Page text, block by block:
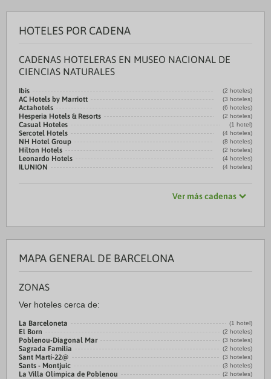
HOTELES POR CADENA
CADENAS HOTELERAS EN MUSEO NACIONAL DE
CIENCIAS NATURALES
Ibis (2 hoteles)
AC Hotels by Marriott (3 hoteles)
Actahotels (6 hoteles)
Hesperia Hotels & Resorts (2 hoteles)
Casual Hoteles (1 hotel)
Sercotel Hotels (4 hoteles)
NH Hotel Group (8 hoteles)
Hilton Hotels (2 hoteles)
Leonardo Hotels (4 hoteles)
ILUNION (4 hoteles)
Ver más cadenas
MAPA GENERAL DE BARCELONA
ZONAS
Ver hoteles cerca de:
La Barceloneta (1 hotel)
El Born (2 hoteles)
Poblenou-Diagonal Mar (3 hoteles)
Sagrada Familia (2 hoteles)
Sant Martí-22@ (3 hoteles)
Sants - Montjuic (3 hoteles)
La Villa Olímpica de Poblenou (2 hoteles)